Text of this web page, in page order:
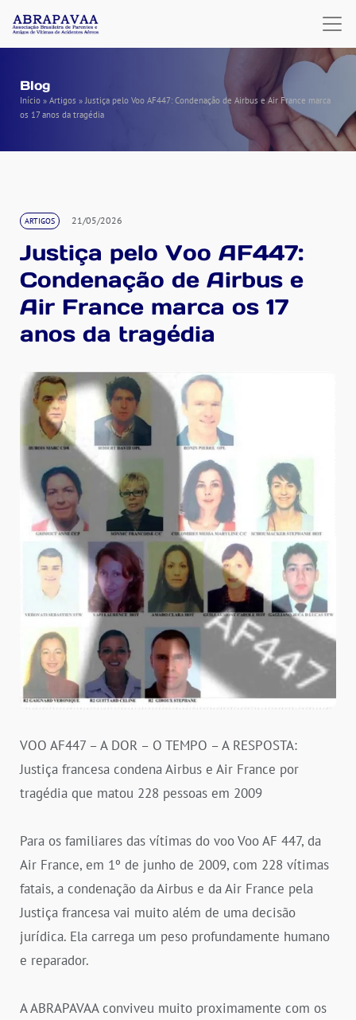
Blog
Início » Artigos » Justiça pelo Voo AF447: Condenação de Airbus e Air France marca
os 17 anos da tragédia
ARTIGOS 21/05/2026
Justiça pelo Voo AF447:
Condenação de Airbus e
Air France marca os 17
anos da tragédia
VOO AF447 – A DOR – O TEMPO – A RESPOSTA:
Justiça francesa condena Airbus e Air France por
tragédia que matou 228 pessoas em 2009
Para os familiares das vítimas do voo Voo AF 447, da
Air France, em 1º de junho de 2009, com 228 vítimas
fatais, a condenação da Airbus e da Air France pela
Justiça francesa vai muito além de uma decisão
jurídica. Ela carrega um peso profundamente humano
e reparador.
A ABRAPAVAA conviveu muito proximamente com os